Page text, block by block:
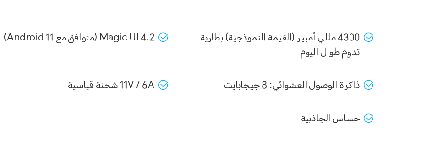
4300 مللي أمبير (القيمة النموذجية) بطارية
تدوم طوال اليوم
Magic UI 4.2 (متوافق مع Android 11)
ذاكرة الوصول العشوائي: 8 جيجابايت 11V / 6A شحنة قياسية
حساس الجاذبية